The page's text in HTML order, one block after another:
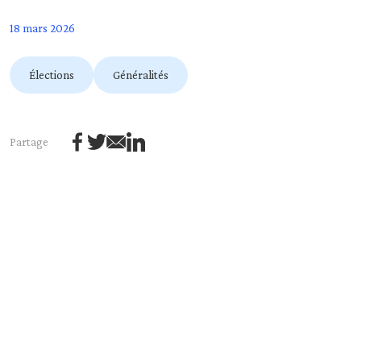
18 mars 2026
Élections Généralités
Partage